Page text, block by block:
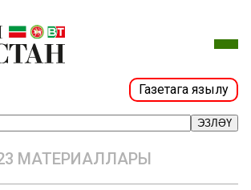
Газетага язылу
ЭЗЛӘҮ
МАТЕРИАЛЛАРЫ